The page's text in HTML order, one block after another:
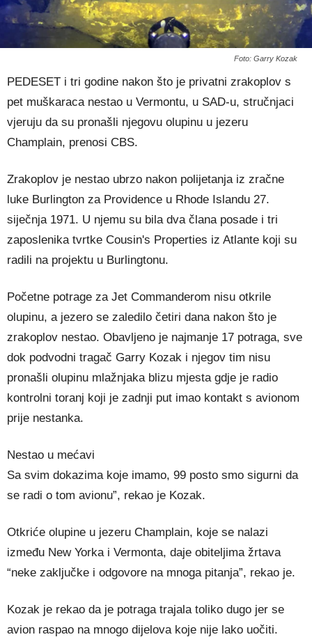
Foto: Garry Kozak
PEDESET i tri godine nakon što je privatni zrakoplov s
pet muškaraca nestao u Vermontu, u SAD-u, stručnjaci
vjeruju da su pronašli njegovu olupinu u jezeru
Champlain, prenosi CBS.
Zrakoplov je nestao ubrzo nakon polijetanja iz zračne
luke Burlington za Providence u Rhode Islandu 27.
siječnja 1971. U njemu su bila dva člana posade i tri
zaposlenika tvrtke Cousin's Properties iz Atlante koji su
radili na projektu u Burlingtonu.
Početne potrage za Jet Commanderom nisu otkrile
olupinu, a jezero se zaledilo četiri dana nakon što je
zrakoplov nestao. Obavljeno je najmanje 17 potraga, sve
dok podvodni tragač Garry Kozak i njegov tim nisu
pronašli olupinu mlažnjaka blizu mjesta gdje je radio
kontrolni toranj koji je zadnji put imao kontakt s avionom
prije nestanka.
Nestao u mećavi
Sa svim dokazima koje imamo, 99 posto smo sigurni da
se radi o tom avionu”, rekao je Kozak.
Otkriće olupine u jezeru Champlain, koje se nalazi
između New Yorka i Vermonta, daje obiteljima žrtava
“neke zaključke i odgovore na mnoga pitanja”, rekao je.
Kozak je rekao da je potraga trajala toliko dugo jer se
avion raspao na mnogo dijelova koje nije lako uočiti.